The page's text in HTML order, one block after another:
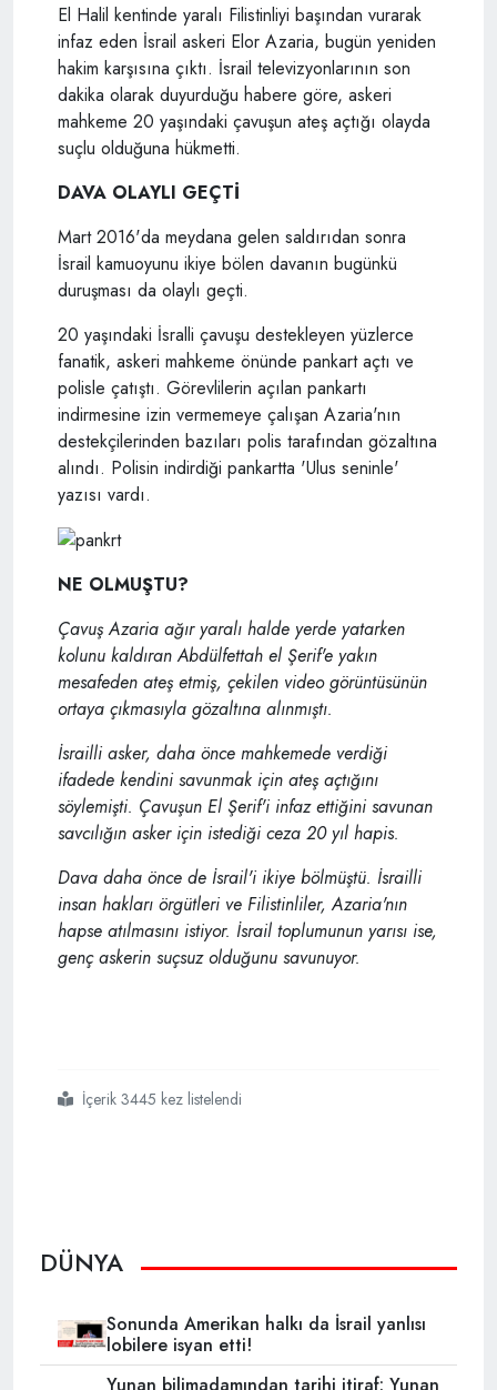
El Halil kentinde yaralı Filistinliyi başından vurarak
infaz eden İsrail askeri Elor Azaria, bugün yeniden
hakim karşısına çıktı. İsrail televizyonlarının son
dakika olarak duyurduğu habere göre, askeri
mahkeme 20 yaşındaki çavuşun ateş açtığı olayda
suçlu olduğuna hükmetti.
DAVA OLAYLI GEÇTİ
Mart 2016'da meydana gelen saldırıdan sonra
İsrail kamuoyunu ikiye bölen davanın bugünkü
duruşması da olaylı geçti.
20 yaşındaki İsralli çavuşu destekleyen yüzlerce
fanatik, askeri mahkeme önünde pankart açtı ve
polisle çatıştı. Görevlilerin açılan pankartı
indirmesine izin vermemeye çalışan Azaria'nın
destekçilerinden bazıları polis tarafından gözaltına
alındı. Polisin indirdiği pankartta 'Ulus seninle'
yazısı vardı.
NE OLMUŞTU?
Çavuş Azaria ağır yaralı halde yerde yatarken
kolunu kaldıran Abdülfettah el Şerif'e yakın
mesafeden ateş etmiş, çekilen video görüntüsünün
ortaya çıkmasıyla gözaltına alınmıştı.
İsrailli asker, daha önce mahkemede verdiği
ifadede kendini savunmak için ateş açtığını
söylemişti. Çavuşun El Şerif'i infaz ettiğini savunan
savcılığın asker için istediği ceza 20 yıl hapis.
Dava daha önce de İsrail'i ikiye bölmüştü. İsrailli
insan hakları örgütleri ve Filistinliler, Azaria'nın
hapse atılmasını istiyor. İsrail toplumunun yarısı ise,
genç askerin suçsuz olduğunu savunuyor.
#israil
#yaralı filistinliyi kameralar önünde katleden israil askeri
İçerik 3445 kez listelendi
DÜNYA
Sonunda Amerikan halkı da İsrail yanlısı
lobilere isyan etti!
Yunan bilimadamından tarihi itiraf: Yunan